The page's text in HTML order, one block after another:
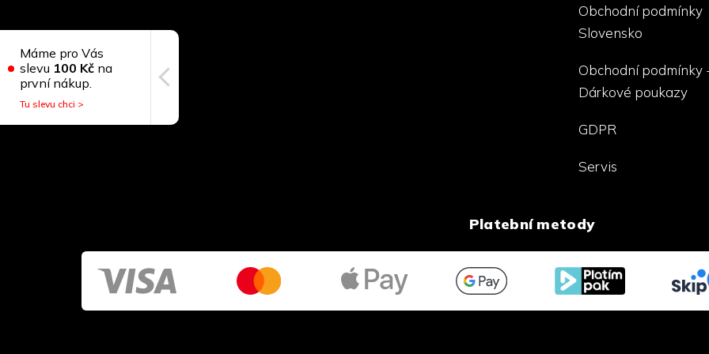
Obchodní podmínky
Slovensko
Obchodní podmínky
Dárkové poukazy
GDPR
Servis
Platební metody
Máme pro Vás
slevu 100 Kč na
první nákup.
Tu slevu chci >